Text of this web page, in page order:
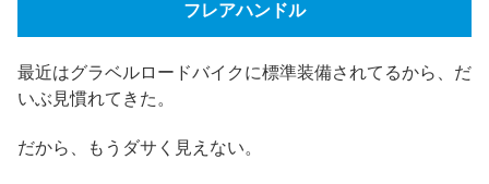
フレアハンドル
最近はグラベルロードバイクに標準装備されてるから、 だ
いぶ見慣れてきた。
だから、もうダサく見えない。